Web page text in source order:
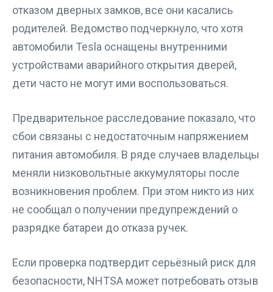
отказом дверных замков, все они касались
родителей. Ведомство подчеркнуло, что хотя
автомобили Tesla оснащены внутренними
устройствами аварийного открытия дверей,
дети часто не могут ими воспользоваться.
Предварительное расследование показало, что
сбои связаны с недостаточным напряжением
питания автомобиля. В ряде случаев владельцы
меняли низковольтные аккумуляторы после
возникновения проблем. При этом никто из них
не сообщал о получении предупреждений о
разрядке батареи до отказа ручек.
Если проверка подтвердит серьёзный риск для
безопасности, NHTSA может потребовать отзыв